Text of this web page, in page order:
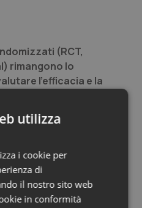
(RCT,
rimangono lo
l’efficacia e la
nella pratica
quelli degli RCT.
maggiore importanza
pandemia, durante la
malattia continua ad
l’avvio di nuovi studi
utilizza
i cookie per
di
il nostro sito web
in conformità